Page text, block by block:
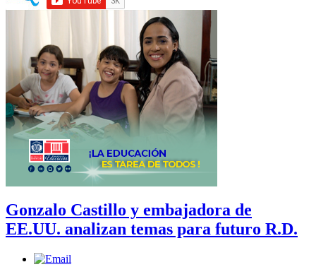
Gonzalo Castillo y embajadora de
EE.UU. analizan temas para futuro R.D.